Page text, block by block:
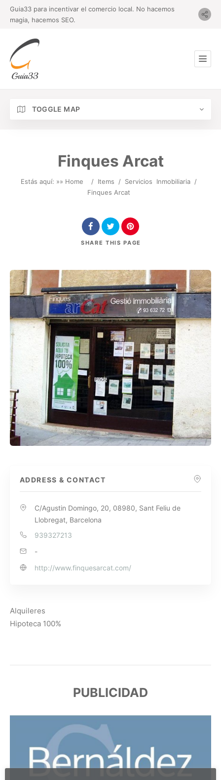
Guia33 para incentivar el comercio local. No hacemos
magia, hacemos SEO.
TOGGLE MAP
Finques Arcat
Estás aquí: »» Home / Items / Servicios Inmobiliaria /
Finques Arcat
SHARE THIS PAGE
ADDRESS & CONTACT
C/Agustin Domingo, 20, 08980, Sant Feliu de
Llobregat, Barcelona
939327213
-
http://www.finquesarcat.com/
Alquileres
Hipoteca 100%
PUBLICIDAD